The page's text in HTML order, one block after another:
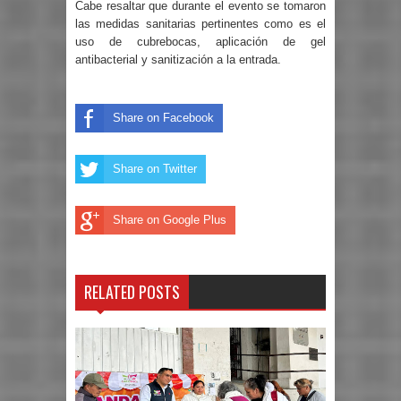
Cabe resaltar que durante el evento se tomaron
las medidas sanitarias pertinentes como es el
uso de cubrebocas, aplicación de gel
antibacterial y sanitización a la entrada.
Share on Facebook
Share on Twitter
Share on Google Plus
RELATED POSTS